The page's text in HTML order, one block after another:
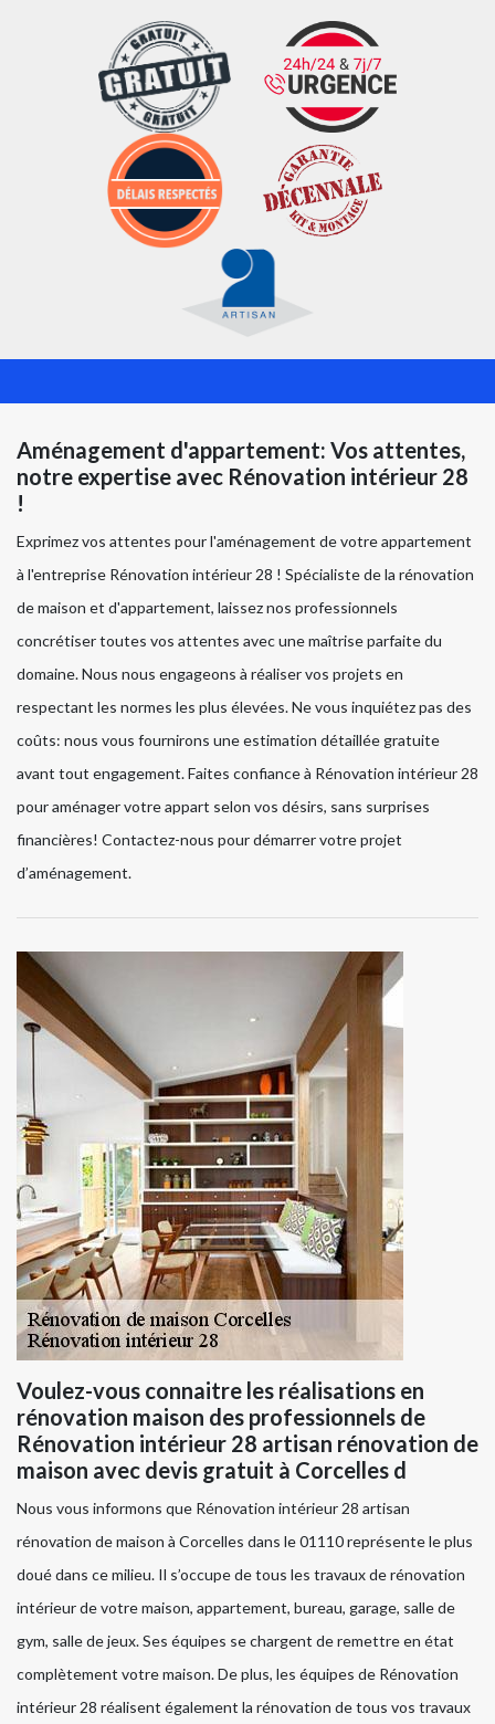
Aménagement d'appartement: Vos attentes,
notre expertise avec Rénovation intérieur 28
!
Exprimez vos attentes pour l'aménagement de votre appartement
à l'entreprise Rénovation intérieur 28 ! Spécialiste de la rénovation
de maison et d'appartement, laissez nos professionnels
concrétiser toutes vos attentes avec une maîtrise parfaite du
domaine. Nous nous engageons à réaliser vos projets en
respectant les normes les plus élevées. Ne vous inquiétez pas des
coûts: nous vous fournirons une estimation détaillée gratuite
avant tout engagement. Faites confiance à Rénovation intérieur 28
pour aménager votre appart selon vos désirs, sans surprises
financières! Contactez-nous pour démarrer votre projet
d’aménagement.
Voulez-vous connaitre les réalisations en
rénovation maison des professionnels de
Rénovation intérieur 28 artisan rénovation de
maison avec devis gratuit à Corcelles d
Nous vous informons que Rénovation intérieur 28 artisan
rénovation de maison à Corcelles dans le 01110 représente le plus
doué dans ce milieu. Il s’occupe de tous les travaux de rénovation
intérieur de votre maison, appartement, bureau, garage, salle de
gym, salle de jeux. Ses équipes se chargent de remettre en état
complètement votre maison. De plus, les équipes de Rénovation
intérieur 28 réalisent également la rénovation de tous vos travaux